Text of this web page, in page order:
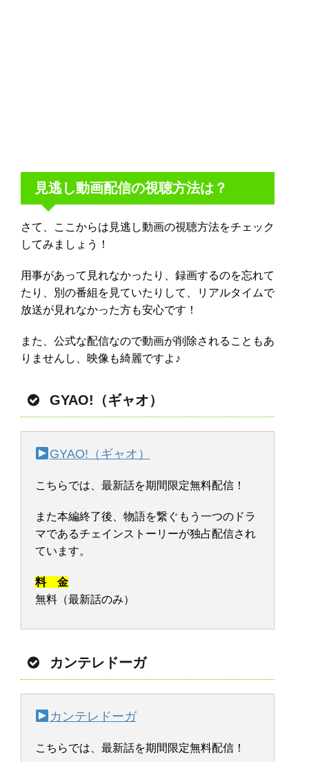
見逃し動画配信の視聴方法は？
さて、ここからは見逃し動画の視聴方法をチェック
してみましょう！
用事があって見れなかったり、録画するのを忘れて
たり、別の番組を見ていたりして、リアルタイムで
放送が見れなかった方も安心です！
また、公式な配信なので動画が削除されることもあ
りませんし、映像も綺麗ですよ♪
GYAO!（ギャオ）
GYAO!（ギャオ）
こちらでは、最新話を期間限定無料配信！
また本編終了後、物語を繋ぐもう一つのドラ
マであるチェインストーリーが独占配信され
ています。
料 金
無料（最新話のみ）
カンテレドーガ
カンテレドーガ
こちらでは、最新話を期間限定無料配信！